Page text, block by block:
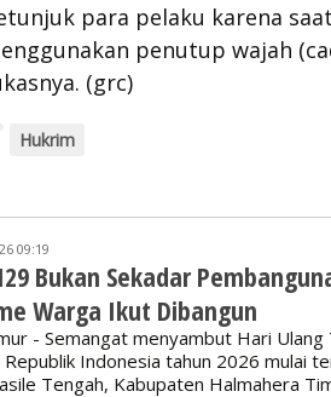
para pelaku karena
penutup wajah
(grc)
Hukrim
09:19
Bukan Sekadar
Warga Ikut Dibangun
- Semangat menyambut Hari Ulang
Indonesia tahun 2026 mulai
Tengah, Kabupaten Halmahera